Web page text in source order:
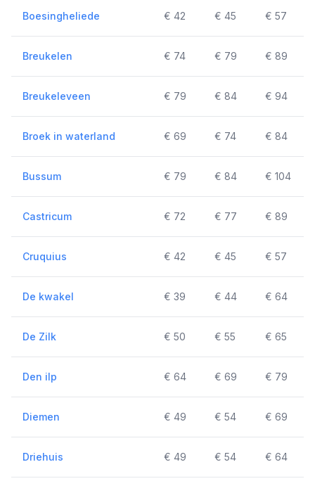
Boesingheliede € 42 € 45 € 57
Breukelen € 74 € 79 € 89
Breukeleveen € 79 € 84 € 94
Broek in waterland € 69 € 74 € 84
Bussum € 79 € 84 € 104
Castricum € 72 € 77 € 89
Cruquius € 42 € 45 € 57
De kwakel € 39 € 44 € 64
De Zilk € 50 € 55 € 65
Den ilp € 64 € 69 € 79
Diemen € 49 € 54 € 69
Driehuis € 49 € 54 € 64